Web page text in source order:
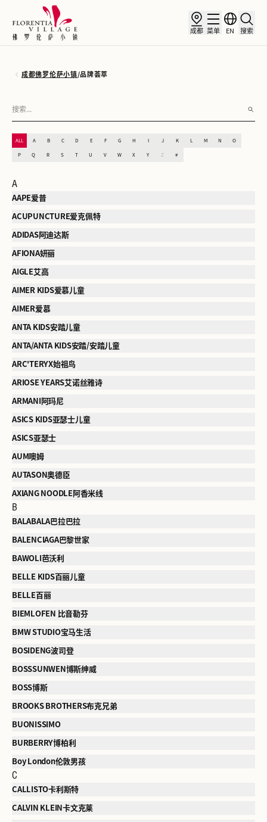
成都 菜单 EN 搜索
成都佛罗伦萨小镇/品牌荟萃
ALL A B C D E F G H K M N O
P Q R S T U V W X Y Z #
A
AAPE爱普
ACUPUNCTURE爱克佩特
ADIDAS阿迪达斯
AFIONA妍丽
AIGLE艾高
AIMER KIDS爱慕儿童
AIMER爱慕
ANTA KIDS安踏儿童
ANTA/ANTA KIDS安踏/安踏儿童
ARC'TERYX始祖鸟
ARIOSE YEARS艾诺丝雅诗
ARMANI阿玛尼
ASICS KIDS亚瑟士儿童
ASICS亚瑟士
AUM噢姆
AUTASON奥德臣
AXIANG NOODLE阿香米线
B
BALABALA巴拉巴拉
BALENCIAGA巴黎世家
BAWOLI芭沃利
BELLE KIDS百丽儿童
BELLE百丽
BIEMLOFEN 比音勒芬
BMW STUDIO宝马生活
BOSIDENG波司登
BOSSSUNWEN博斯绅威
BOSS博斯
BROOKS BROTHERS布克兄弟
BUONISSIMO
BURBERRY博柏利
Boy London伦敦男孩
C
CALLISTO卡利斯特
CALVIN KLEIN卡文克莱